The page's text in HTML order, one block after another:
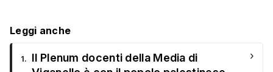
Leggi anche
1.
Il Plenum docenti della Media di
›